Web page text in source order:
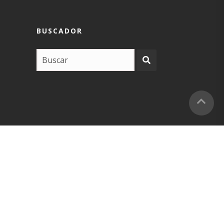
BUSCADOR